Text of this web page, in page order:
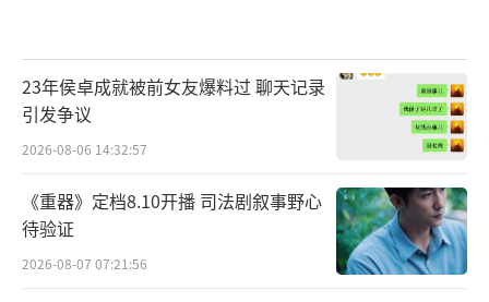
宸、张奕恺、翟思铭、郭坤耀、朱泽亮、黄振
隆等，《小娘惹》中的月娘也会以神秘身份惊
喜回归，而主题曲由陈洁仪演唱，卡司阵容强
大，大有看头，看剧情、看演员，体验传统南
洋文化。《小娘惹之翡翠山》开播前在新加坡
举行了多场宣传活动，3月7日在新加坡樟宜机
场的JEWEL举行了“观剧派对”，众位主演身
23年侯卓成就被前女友爆料过 聊天记录
引发争议
2026-08-06 14:32:57
《重器》定档8.10开播 司法剧叙事野心
待验证
2026-08-07 07:21:56